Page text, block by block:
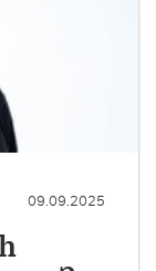
09.09.2025